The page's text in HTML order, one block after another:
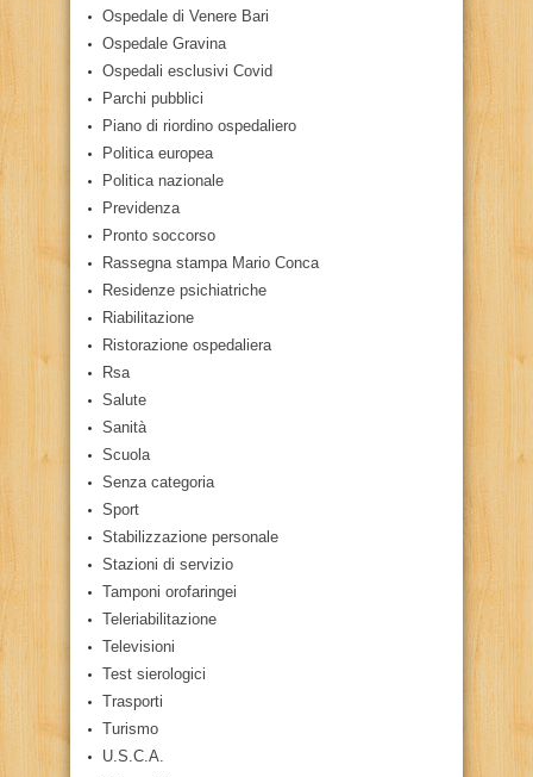
Ospedale di Venere Bari
Ospedale Gravina
Ospedali esclusivi Covid
Parchi pubblici
Piano di riordino ospedaliero
Politica europea
Politica nazionale
Previdenza
Pronto soccorso
Rassegna stampa Mario Conca
Residenze psichiatriche
Riabilitazione
Ristorazione ospedaliera
Rsa
Salute
Sanità
Scuola
Senza categoria
Sport
Stabilizzazione personale
Stazioni di servizio
Tamponi orofaringei
Teleriabilitazione
Televisioni
Test sierologici
Trasporti
Turismo
U.S.C.A.